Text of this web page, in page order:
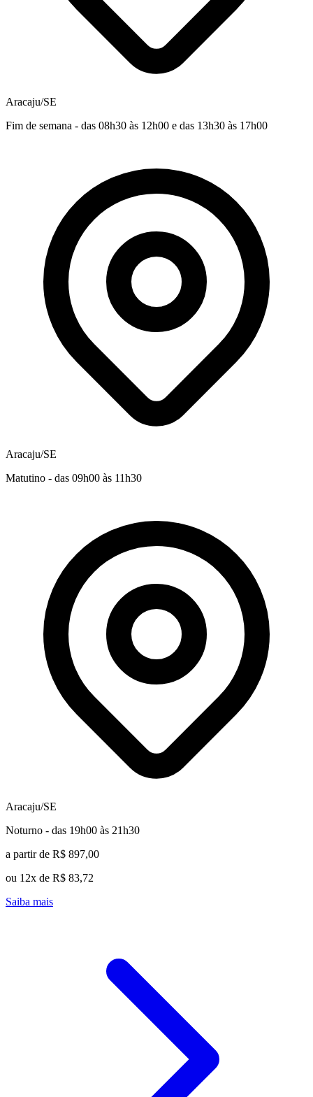
Aracaju/SE
Fim de semana - das 08h30 às 12h00 e das 13h30 às 17h00
Aracaju/SE
Matutino - das 09h00 às 11h30
Aracaju/SE
Noturno - das 19h00 às 21h30
a partir de R$ 897,00
ou 12x de R$ 83,72
Saiba mais